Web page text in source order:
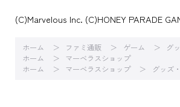
(C)Marvelous Inc. (C)HONEY PARADE
ホーム ファミ通販 ゲーム
グ
ホーム
マーベラスショップ
ホーム
マーベラスショップ グッズ